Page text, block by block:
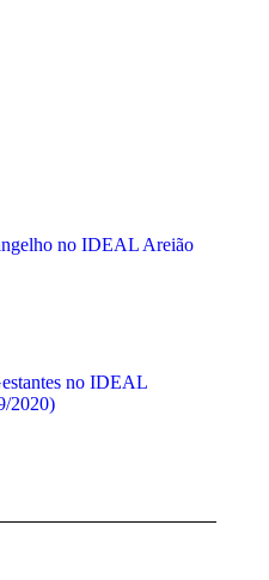
no IDEAL Areião
no IDEAL
2020)